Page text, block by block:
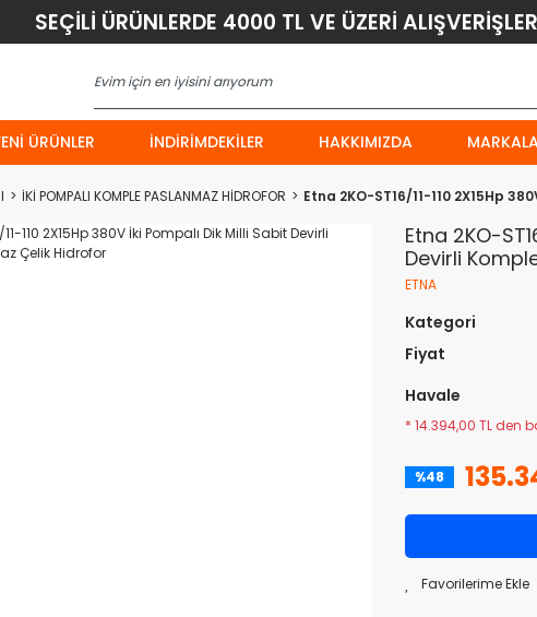
SEÇİLİ ÜRÜNLERDE 4000 TL VE ÜZERİ
ÜRÜNLER İNDIRIMDEKILER HAKKIMIZDA
İKİ POMPALI KOMPLE PASLANMAZ HİDROFOR Etna 2KO-ST16/11-110 2X15Hp
Etna 2KO-
Devirli
ETNA
Kategori
Fiyat
Havale
* 14.394,00 TL den
%48